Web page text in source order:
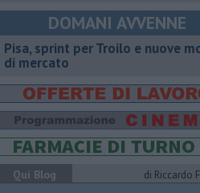
DOMANI AVVENNE
Pisa, sprint per Troilo e nuove
di mercato
Qui Blog
di Riccardo